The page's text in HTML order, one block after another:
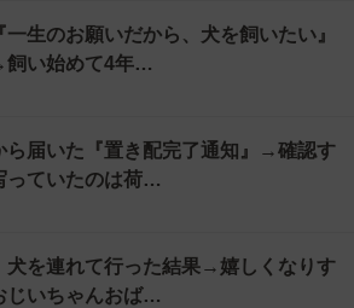
一生のお願いだから、犬を飼いたい』
飼い始めて4年…
ら届いた『置き配完了通知』→確認す
っていたのは荷…
犬を連れて行った結果→嬉しくなりす
じいちゃんおば…